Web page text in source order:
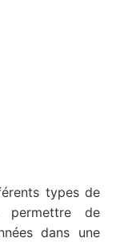
types de
de
dans une